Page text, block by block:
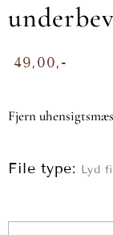
49,00
Fjern
File type: Lyd